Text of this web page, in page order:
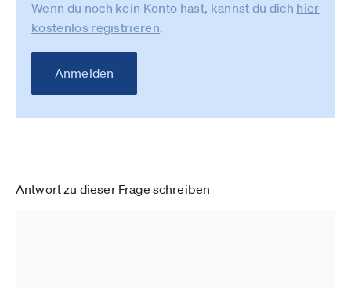
Wenn du noch kein Konto hast, kannst du dich hier
kostenlos registrieren.
Anmelden
Antwort zu dieser Frage schreiben